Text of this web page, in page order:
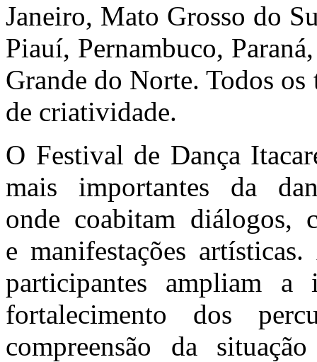
Janeiro, Mato Grosso do
Piauí, Pernambuco,
Grande do Norte. Todos
de criatividade.
O Festival de Dança
mais importantes da
onde coabitam diálogos,
e manifestações
participantes ampliam
fortalecimento dos
compreensão da